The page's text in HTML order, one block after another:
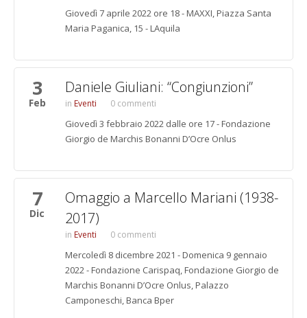
Giovedì 7 aprile 2022 ore 18 - MAXXI, Piazza Santa
Maria Paganica, 15 - LAquila
3
Feb
Daniele Giuliani: “Congiunzioni”
Eventi 0 commenti
Giovedì 3 febbraio 2022 dalle ore 17 - Fondazione
Giorgio de Marchis Bonanni D’Ocre Onlus
7
Dic
Omaggio a Marcello Mariani (1938-
2017)
Eventi 0 commenti
Mercoledì 8 dicembre 2021 - Domenica 9 gennaio
2022 - Fondazione Carispaq, Fondazione Giorgio de
Marchis Bonanni D’Ocre Onlus, Palazzo
Camponeschi, Banca Bper